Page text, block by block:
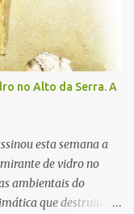
rodovias e estradas
ao longo da prova.
em Serra Negra,
envolvidas,
e os trechos serão
no Alto da Serra. A
esta semana a
de vidro no
ambientais do
que destruiu o